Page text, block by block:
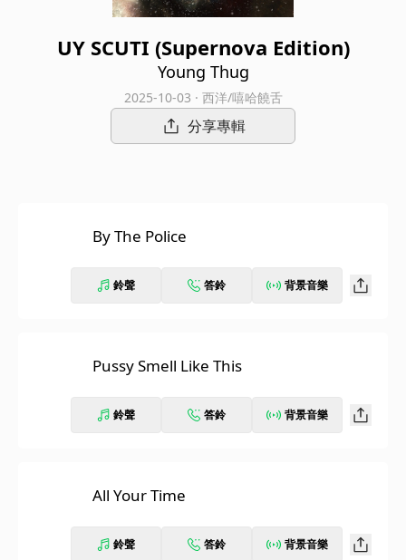
UY SCUTI (Supernova Edition)
Young Thug
2025-10-03 · 西洋/嘻哈饒舌
分享專輯
By The Police
鈴聲 答鈴 背景音樂
Pussy Smell Like This
鈴聲 答鈴 背景音樂
All Your Time
鈴聲 答鈴 背景音樂